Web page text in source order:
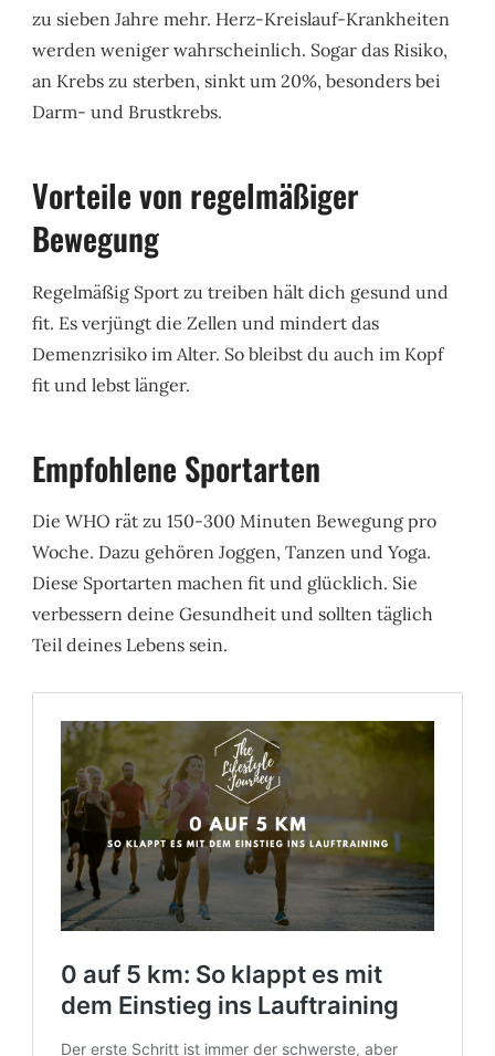
zu sieben Jahre mehr. Herz-Kreislauf-Krankheiten
werden weniger wahrscheinlich. Sogar das Risiko,
an Krebs zu sterben, sinkt um 20%, besonders bei
Darm- und Brustkrebs.
Vorteile von regelmäßiger
Bewegung
Regelmäßig Sport zu treiben hält dich gesund und
fit. Es verjüngt die Zellen und mindert das
Demenzrisiko im Alter. So bleibst du auch im Kopf
fit und lebst länger.
Empfohlene Sportarten
Die WHO rät zu 150-300 Minuten Bewegung pro
Woche. Dazu gehören Joggen, Tanzen und Yoga.
Diese Sportarten machen fit und glücklich. Sie
verbessern deine Gesundheit und sollten täglich
Teil deines Lebens sein.